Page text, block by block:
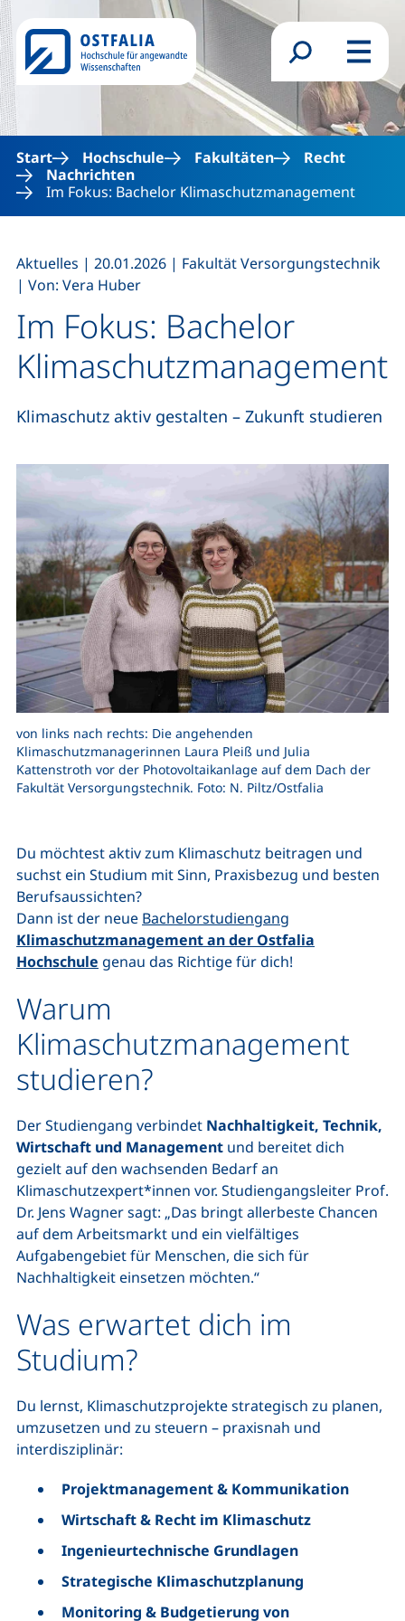
Direkt zum Inhalt
Suchformular
Menü
Start Hochschule Fakultäten
Recht
Nachrichten
Im Fokus: Bachelor Klimaschutzmanagement
Im Fokus: Bachelor
Klimaschutzmanagement
Aktuelles | 20.01.2026 | Fakultät Versorgungstechnik
| Von: Vera Huber
Klimaschutz aktiv gestalten – Zukunft studieren
von links nach rechts: Die angehenden
Klimaschutzmanagerinnen Laura Pleiß und Julia
Kattenstroth vor der Photovoltaikanlage auf dem Dach der
Fakultät Versorgungstechnik. Foto: N. Piltz/Ostfalia
Du möchtest aktiv zum Klimaschutz beitragen und
suchst ein Studium mit Sinn, Praxisbezug und besten
Berufsaussichten?
Dann ist der neue Bachelorstudiengang
Klimaschutzmanagement an der Ostfalia
Hochschule genau das Richtige für dich!
Warum
Klimaschutzmanagement
studieren?
Der Studiengang verbindet Nachhaltigkeit, Technik,
Wirtschaft und Management und bereitet dich
gezielt auf den wachsenden Bedarf an
Klimaschutzexpert*innen vor. Studiengangsleiter Prof.
Dr. Jens Wagner sagt: „Das bringt allerbeste Chancen
auf dem Arbeitsmarkt und ein vielfältiges
Aufgabengebiet für Menschen, die sich für
Nachhaltigkeit einsetzen möchten.“
Was erwartet dich im
Studium?
Du lernst, Klimaschutzprojekte strategisch zu planen,
umzusetzen und zu steuern – praxisnah und
interdisziplinär:
Projektmanagement & Kommunikation
Wirtschaft & Recht im Klimaschutz
Ingenieurtechnische Grundlagen
Strategische Klimaschutzplanung
Monitoring & Budgetierung von